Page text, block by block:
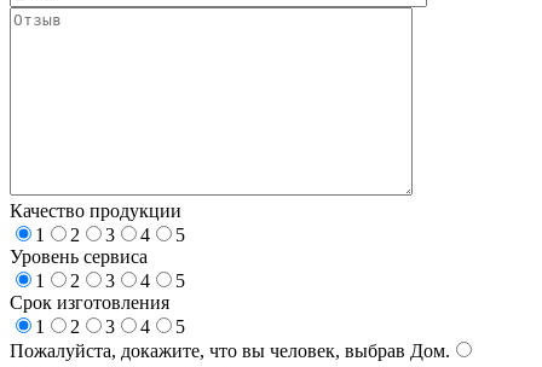
Качество продукции
1
2 3 4
5
Уровень сервиса
1
2 3 4
5
Срок изготовления
1
2 3 4
5
Пожалуйста, докажите, что вы человек, выбрав Дом.